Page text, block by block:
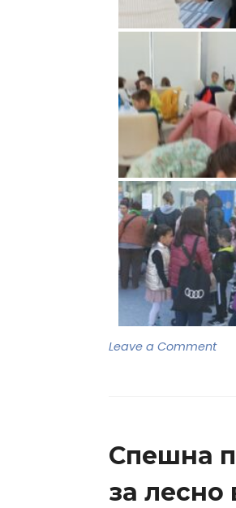
Leave a Comment
Спешна
за лесно